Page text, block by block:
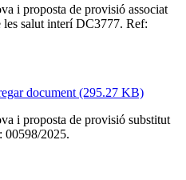
i proposta de provisió associat
les salut interí DC3777. Ref:
document (295.27 KB)
i proposta de provisió substitut
00598/2025.